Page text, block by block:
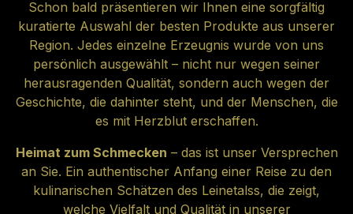
Schon bald präsentieren wir Ihnen eine sorgfältig
kuratierte Auswahl der besten Produkte aus unserer
Region. Jedes einzelne Erzeugnis wurde von uns
persönlich ausgewählt – nicht nur wegen seiner
herausragenden Qualität, sondern auch wegen der
Geschichte, die dahinter steht, und der Menschen, die
es mit Herzblut erschaffen.
Heimat zum Schmecken – das ist unser Versprechen
an Sie. Ein authentischer Anfang einer Reise zu den
kulinarischen Schätzen des Leinetalss, die zeigt,
welche Vielfalt und Qualität in unserer